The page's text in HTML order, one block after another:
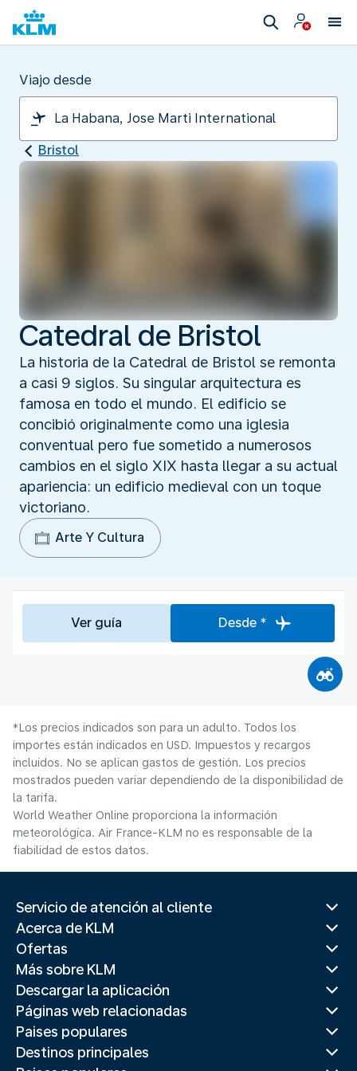
Viajo desde
Bristol
Catedral de Bristol
La historia de la Catedral de Bristol se remonta
a casi 9 siglos. Su singular arquitectura es
famosa en todo el mundo. El edificio se
concibió originalmente como una iglesia
conventual pero fue sometido a numerosos
cambios en el siglo XIX hasta llegar a su actual
apariencia: un edificio medieval con un toque
victoriano.
Arte Y Cultura
Ver guía Desde *
*Los precios indicados son para un adulto. Todos los
importes están indicados en USD. Impuestos y recargos
incluidos. No se aplican gastos de gestión. Los precios
mostrados pueden variar dependiendo de la disponibilidad de
la tarifa.
World Weather Online proporciona la información
meteorológica. Air France-KLM no es responsable de la
fiabilidad de estos datos.
Servicio de atención al cliente
Acerca de KLM
Ofertas
Más sobre KLM
Descargar la aplicación
Páginas web relacionadas
Paises populares
Destinos principales